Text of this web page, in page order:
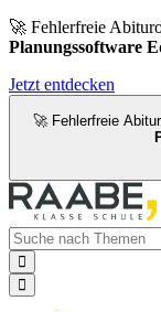
🚀 Fehlerfreie
Planungssoftware
Jetzt entdecken
🚀 Fehlerfreie

